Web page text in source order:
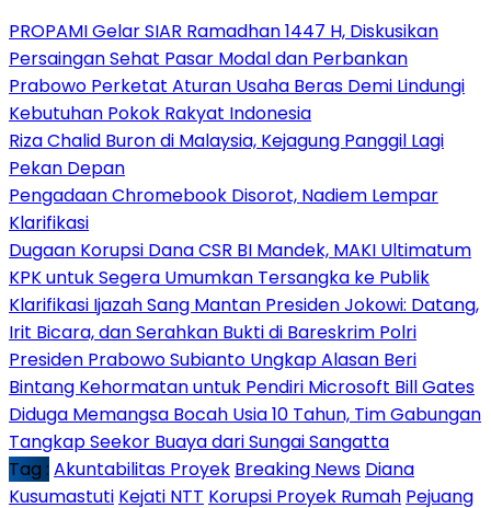
PROPAMI Gelar SIAR Ramadhan 1447 H, Diskusikan
Persaingan Sehat Pasar Modal dan Perbankan
Prabowo Perketat Aturan Usaha Beras Demi Lindungi
Kebutuhan Pokok Rakyat Indonesia
Riza Chalid Buron di Malaysia, Kejagung Panggil Lagi
Pekan Depan
Pengadaan Chromebook Disorot, Nadiem Lempar
Klarifikasi
Dugaan Korupsi Dana CSR BI Mandek, MAKI Ultimatum
KPK untuk Segera Umumkan Tersangka ke Publik
Klarifikasi Ijazah Sang Mantan Presiden Jokowi: Datang,
Irit Bicara, dan Serahkan Bukti di Bareskrim Polri
Presiden Prabowo Subianto Ungkap Alasan Beri
Bintang Kehormatan untuk Pendiri Microsoft Bill Gates
Diduga Memangsa Bocah Usia 10 Tahun, Tim Gabungan
Tangkap Seekor Buaya dari Sungai Sangatta
Tag : Akuntabilitas Proyek Breaking News Diana
Kusumastuti Kejati NTT Korupsi Proyek Rumah Pejuang